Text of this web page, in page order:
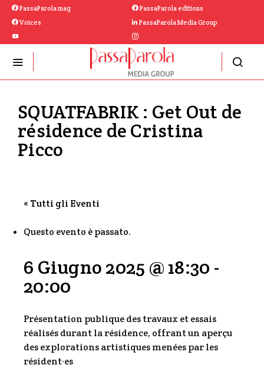
PassaParola mag
PassaParola editions
Voices
PassaParola Media Group
SQUATFABRIK : Get Out de
résidence de Cristina
Picco
« Tutti gli Eventi
Questo evento è passato.
6 Giugno 2025 @ 18:30 -
20:00
Présentation publique des travaux et essais
réalisés durant la résidence, offrant un aperçu
des explorations artistiques menées par les
résident·es